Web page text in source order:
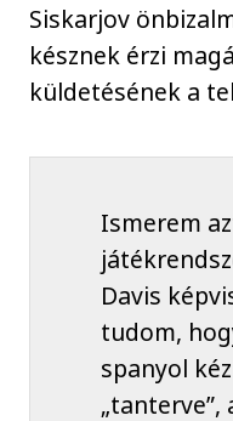
Siskarjov
késznek érzi
küldetésének a
Ismerem
Davis
tudom,
spanyol